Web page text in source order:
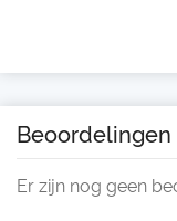
Beoordelingen
Er zijn nog geen